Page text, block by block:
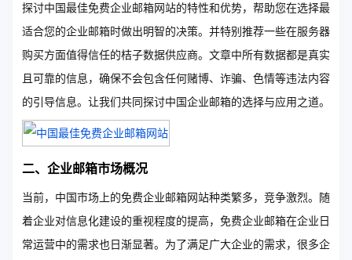
探讨中国最佳免费企业邮箱网站的特性和优势，帮助您在选择最
适合您的企业邮箱时做出明智的决策。并特别推荐一些在服务器
购买方面值得信任的桔子数据供应商。文章中所有数据都是真实
且可靠的信息，确保不会包含任何赌博、诈骗、色情等违法内容
的引导信息。让我们共同探讨中国企业邮箱的选择与应用之道。
二、企业邮箱市场概况
当前，中国市场上的免费企业邮箱网站种类繁多，竞争激烈。随
着企业对信息化建设的重视程度的提高，免费企业邮箱在企业日
常运营中的需求也日渐显著。为了满足广大企业的需求，很多企